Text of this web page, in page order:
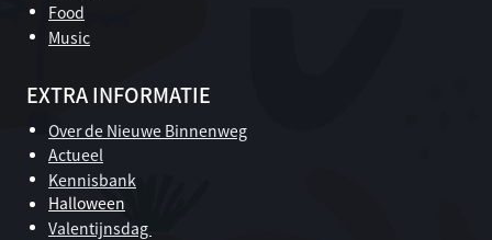
Food
Music
EXTRA INFORMATIE
Over de Nieuwe Binnenweg
Actueel
Kennisbank
Halloween
Valentijnsdag